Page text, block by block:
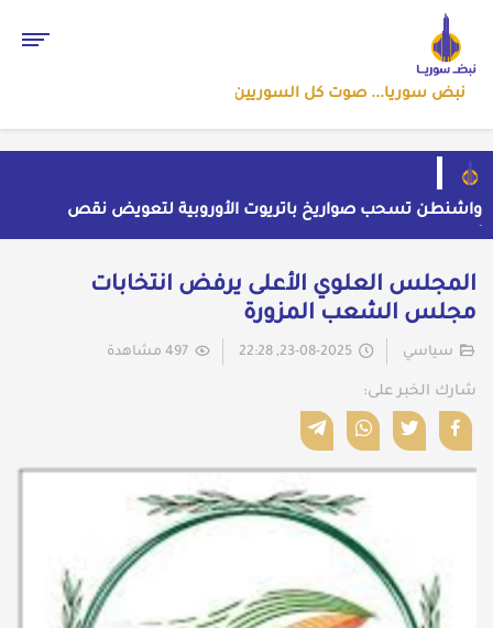
نبض سوريا... صوت كل السوريين
واشنطن تسحب صواريخ باتريوت الأوروبية لتعويض نقص
مخزونها المستنزف في مواجهة ايران
أول رد ايراني على اتفاق "مكة" الدفاعي المشترك
الرقامة بريف حمص الشرقي
مهرجان الشعر العربي بدمشق يتحول إلى منصة تشهير
بالنسويات السوريات والعربيات
قاسم يفتح باب اللقاء العلني مع القيادة السورية ويتهم
السلطة في بيروت بـ"خدمة إسرائيل"
المجلس العلوي الأعلى يرفض انتخابات
مجلس الشعب المزورة
سياسي
شارك الخبر على: